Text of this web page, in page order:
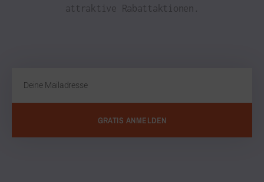
attraktive Rabattaktionen.
GRATIS ANMELDEN